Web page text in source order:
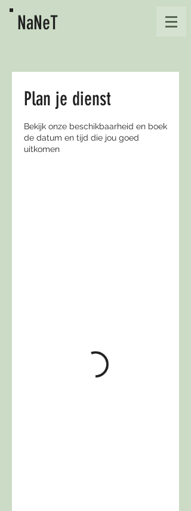
NaNeT
Plan je dienst
Bekijk onze beschikbaarheid en boek
de datum en tijd die jou goed
uitkomen